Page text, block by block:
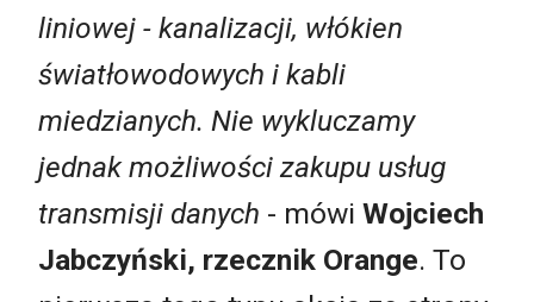
liniowej - kanalizacji, włókien
światłowodowych i kabli
miedzianych. Nie wykluczamy
jednak możliwości zakupu usług
transmisji danych - mówi Wojciech
Jabczyński, rzecznik Orange. To